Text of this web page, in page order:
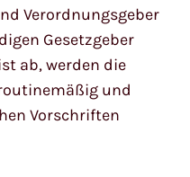
Verordnungsgeber
Gesetzgeber
ab, werden die
und
Vorschriften